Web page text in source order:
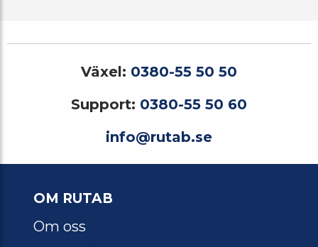
Växel: 0380-55 50 50
Support: 0380-55 50 60
info@rutab.se
OM RUTAB
Om oss